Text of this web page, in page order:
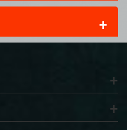
+
+
+